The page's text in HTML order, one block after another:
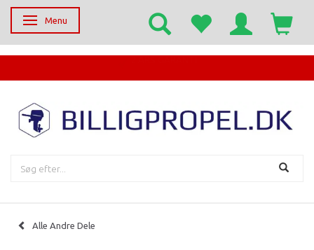
Skifte navigation
Menu
Alle Andre Dele